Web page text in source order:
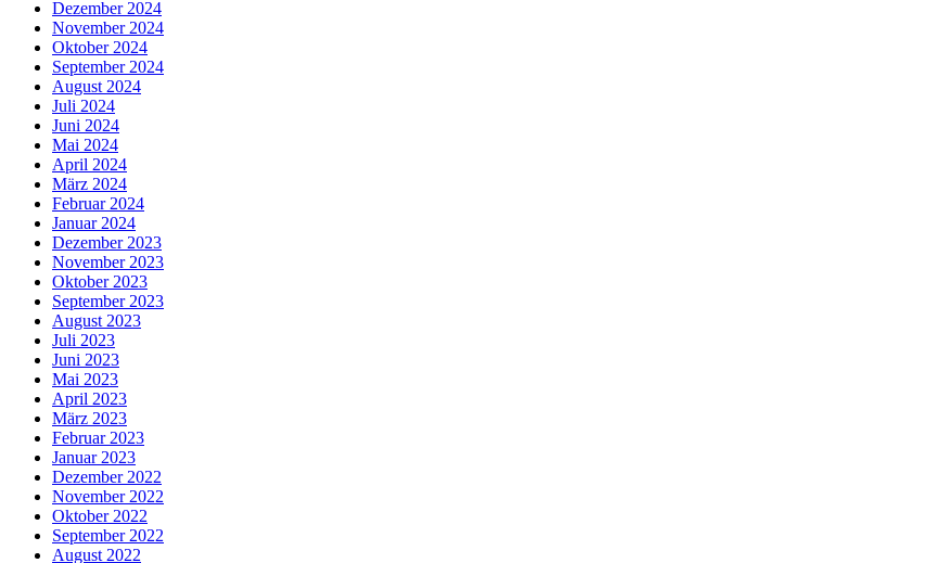
Dezember 2024
November 2024
Oktober 2024
September 2024
August 2024
Juli 2024
Juni 2024
Mai 2024
April 2024
März 2024
Februar 2024
Januar 2024
Dezember 2023
November 2023
Oktober 2023
September 2023
August 2023
Juli 2023
Juni 2023
Mai 2023
April 2023
März 2023
Februar 2023
Januar 2023
Dezember 2022
November 2022
Oktober 2022
September 2022
August 2022